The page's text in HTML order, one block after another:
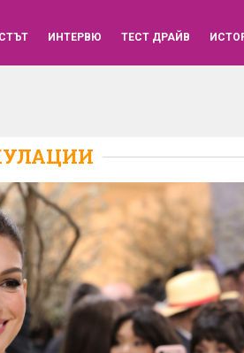
ИНТЕРВЮ ТЕСТ ДРАЙВ